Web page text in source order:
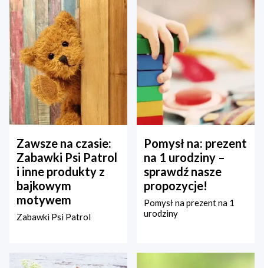
Zawsze na czasie:
Zabawki Psi Patrol
i inne produkty z
bajkowym
motywem
Zabawki Psi Patrol
Pomysł na: prezent
na 1 urodziny –
sprawdź nasze
propozycje!
Pomysł na prezent na 1
urodziny